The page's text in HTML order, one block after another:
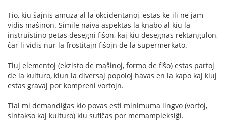
Tio, kiu ŝajnis amuza al la okcidentanoj, estas ke ili ne jam
vidis maŝinon. Simile naiva aspektas la knabo al kiu la
instruistino petas desegni fiŝon, kaj kiu desegnas rektangulon,
ĉar li vidis nur la frostitajn fiŝojn de la supermerkato.
Tiuj elementoj (ekzisto de maŝinoj, formo de fiŝo) estas partoj
de la kulturo, kiun la diversaj popoloj havas en la kapo kaj kiuj
estas gravaj por kompreni vortojn.
Tial mi demandiĝas kio povas esti minimuma lingvo (vortoj,
sintakso kaj kulturo) kiu sufiĉas por memampleksiĝi.